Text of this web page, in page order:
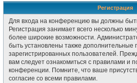
Регистрация
Для входа на конференцию вы должны
Регистрация занимает всего несколько
более широкие возможности.
быть установлены также дополнительные
зарегистрированных пользователей.
вам следует ознакомиться с правилами и
конференции. Помните, что ваше
согласие со всеми правилами.